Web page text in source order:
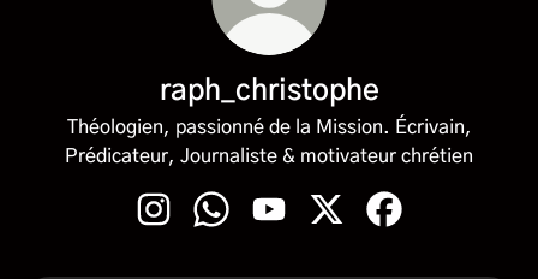
raph_christophe
Théologien, passionné de la Mission. Écrivain,
Prédicateur, Journaliste & motivateur chrétien